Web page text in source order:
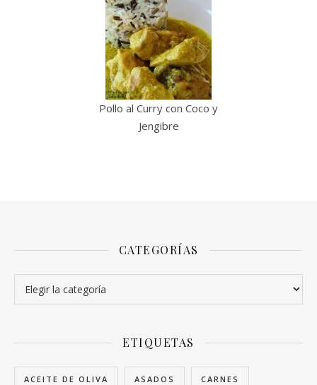
Pollo al Curry con Coco y
Jengibre
CATEGORÍAS
Categorías
ETIQUETAS
ACEITE DE OLIVA ASADOS CARNES